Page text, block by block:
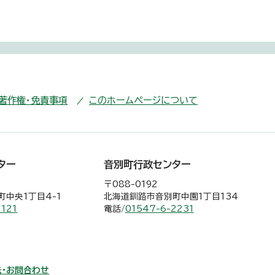
作権・免責事項 このホームページについて
ー
中央1丁目4-1
音別町行政センター
〒088-0192
北海道釧路市音別町中園1丁目134
電話/01547-6-2231
お問合わせ